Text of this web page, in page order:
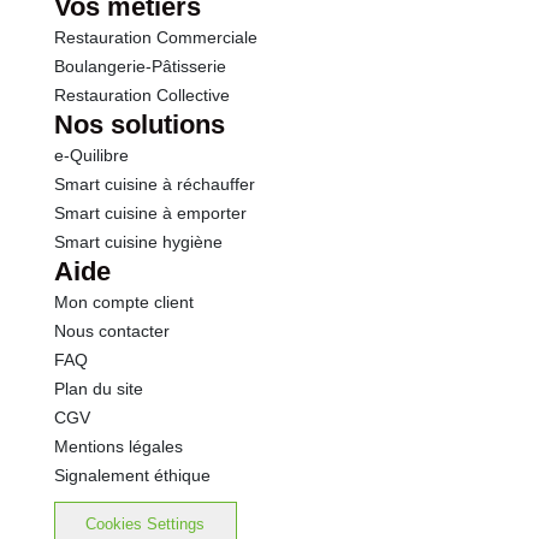
Vos métiers
Restauration Commerciale
Boulangerie-Pâtisserie
Restauration Collective
Nos solutions
e-Quilibre
Smart cuisine à réchauffer
Smart cuisine à emporter
Smart cuisine hygiène
Aide
Mon compte client
Nous contacter
FAQ
Plan du site
CGV
Mentions légales
Signalement éthique
Cookies Settings